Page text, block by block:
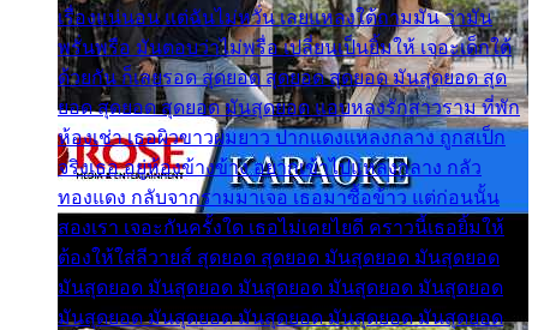
เรื่องแน่นอน แต่ฉันไม่หวั่น เลยแหลงใต้ถามมัน ว่ามัน
พรั่นพรือ มันตอบว่าไม่พรื่อ เปลี่ยนเป็นยิ้มให้ เจอะเด็กใต้
ด้วยกัน ก็เลยรอด สุดยอด สุดยอด สุดยอด มันสุดยอด สุด
ยอด สุดยอด สุดยอด มันสุดยอด แอบหลงรักสาวราม ที่พัก
ห้องเช่า เธอผิวขาวผมยาว ปากแดงแหลงกลาง ถูกสเป็ก
จริงเธอ อยู่ห้องข้างข้าง อยากเข้าไปแหลงกลาง กลัว
ทองแดง กลับจากรามมาเจอ เธอมาซื้อข้าว แต่ก่อนนั้น
สองเรา เจอะกันครั้งใด เธอไม่เคยไยดี คราวนี้เธอยิ้มให้
ต้องให้ใส่ลีวายส์ สุดยอด สุดยอด มันสุดยอด มันสุดยอด
มันสุดยอด มันสุดยอด มันสุดยอด มันสุดยอด มันสุดยอด
มันสุดยอด มันสุดยอด มันสุดยอด มันสุดยอด มันสุดยอด